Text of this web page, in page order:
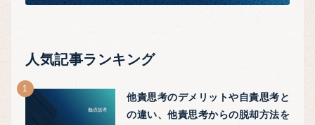
人気記事ランキング
他責思考のデメリットや自責思考と
の違い、他責思考からの脱却方法を